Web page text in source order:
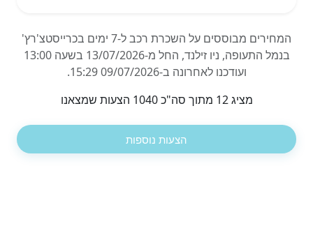
המחירים מבוססים על השכרת רכב ל-7 ימים בכרייסטצ'רץ'
בנמל התעופה, ניו זילנד, החל מ-13/07/2026 בשעה 13:00
ועודכנו לאחרונה ב-09/07/2026 15:29.
מציג 12 מתוך סה"כ 1040 הצעות שמצאנו
הצעות נוספות